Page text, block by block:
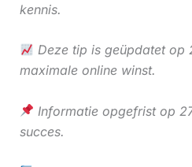
kennis.
Deze tip is geüpdatet
maximale online winst.
Informatie opgefrist op
succes.